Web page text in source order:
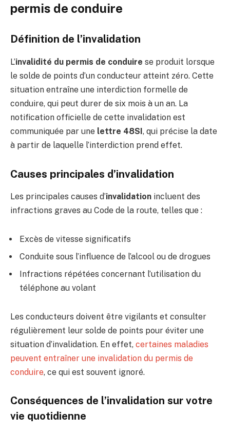
permis de conduire
Définition de l’invalidation
L’invalidité du permis de conduire se produit lorsque
le solde de points d’un conducteur atteint zéro. Cette
situation entraîne une interdiction formelle de
conduire, qui peut durer de six mois à un an. La
notification officielle de cette invalidation est
communiquée par une lettre 48SI, qui précise la date
à partir de laquelle l’interdiction prend effet.
Causes principales d’invalidation
Les principales causes d’invalidation incluent des
infractions graves au Code de la route, telles que :
Excès de vitesse significatifs
Conduite sous l’influence de l’alcool ou de drogues
Infractions répétées concernant l’utilisation du
téléphone au volant
Les conducteurs doivent être vigilants et consulter
régulièrement leur solde de points pour éviter une
situation d’invalidation. En effet, certaines maladies
peuvent entraîner une invalidation du permis de
conduire, ce qui est souvent ignoré.
Conséquences de l’invalidation sur votre
vie quotidienne